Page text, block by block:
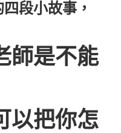
段小故事，
師是不能
以把你怎